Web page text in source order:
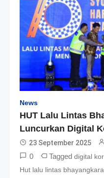
News
HUT Lalu Lintas
Luncurkan Digital
23 September 2025
0 Tagged digital
Hut lalu lintas bhayangkara